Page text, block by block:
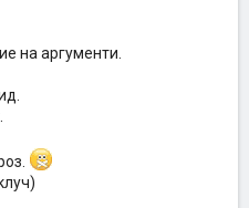
на аргументи.